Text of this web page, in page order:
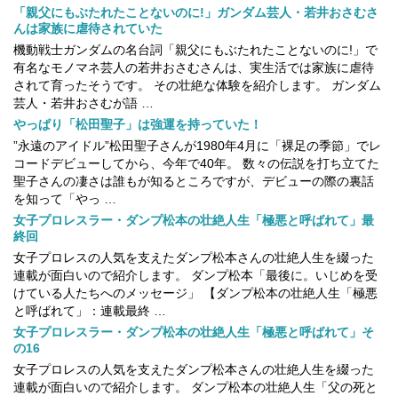
「親父にもぶたれたことないのに!」ガンダム芸人・若井おさむさ
んは家族に虐待されていた
機動戦士ガンダムの名台詞「親父にもぶたれたことないのに!」で
有名なモノマネ芸人の若井おさむさんは、実生活では家族に虐待
されて育ったそうです。 その壮絶な体験を紹介します。 ガンダム
芸人・若井おさむが語 …
やっぱり「松田聖子」は強運を持っていた！
”永遠のアイドル”松田聖子さんが1980年4月に「裸足の季節」でレ
コードデビューしてから、今年で40年。 数々の伝説を打ち立てた
聖子さんの凄さは誰もが知るところですが、デビューの際の裏話
を知って「やっ …
女子プロレスラー・ダンプ松本の壮絶人生「極悪と呼ばれて」最
終回
女子プロレスの人気を支えたダンプ松本さんの壮絶人生を綴った
連載が面白いので紹介します。 ダンプ松本「最後に。いじめを受
けている人たちへのメッセージ」 【ダンプ松本の壮絶人生「極悪
と呼ばれて」：連載最終 …
女子プロレスラー・ダンプ松本の壮絶人生「極悪と呼ばれて」そ
の16
女子プロレスの人気を支えたダンプ松本さんの壮絶人生を綴った
連載が面白いので紹介します。 ダンプ松本の壮絶人生「父の死と